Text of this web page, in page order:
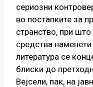
сериозни
во постапките за
странство, при
средства
литература се
блиски до
Вејсели, пак, на